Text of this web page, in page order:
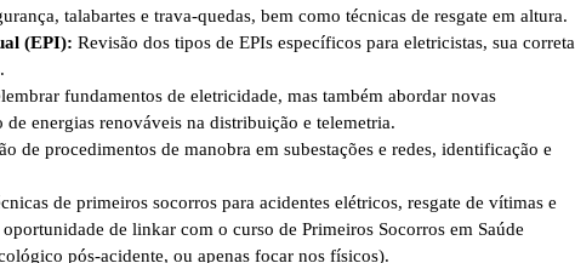
talabartes e trava-quedas, bem como técnicas de resgate em altura.
(EPI): Revisão dos tipos de EPIs específicos para eletricistas, sua correta
fundamentos de eletricidade, mas também abordar novas
energias renováveis na distribuição e telemetria.
de procedimentos de manobra em subestações e redes, identificação e
de primeiros socorros para acidentes elétricos, resgate de vítimas e
de linkar com o curso de Primeiros Socorros em Saúde
pós-acidente, ou apenas focar nos físicos).